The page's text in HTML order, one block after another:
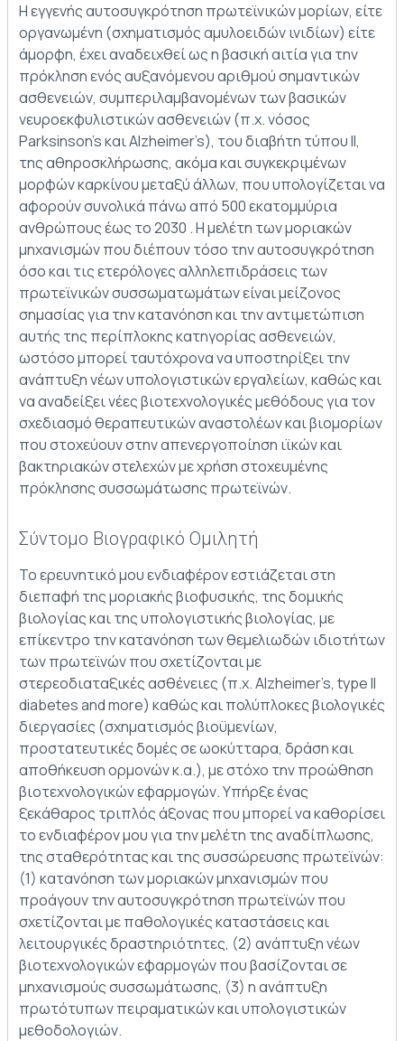
Η εγγενής αυτοσυγκρότηση πρωτεϊνικών μορίων, είτε
οργανωμένη (σχηματισμός αμυλοειδών ινιδίων) είτε
άμορφη, έχει αναδειχθεί ως η βασική αιτία για την
πρόκληση ενός αυξανόμενου αριθμού σημαντικών
ασθενειών, συμπεριλαμβανομένων των βασικών
νευροεκφυλιστικών ασθενειών (π.χ. νόσος
Parksinson’s και Alzheimer’s), του διαβήτη τύπου ΙΙ,
της αθηροσκλήρωσης, ακόμα και συγκεκριμένων
μορφών καρκίνου μεταξύ άλλων, που υπολογίζεται να
αφορούν συνολικά πάνω από 500 εκατομμύρια
ανθρώπους έως το 2030 . Η μελέτη των μοριακών
μηχανισμών που διέπουν τόσο την αυτοσυγκρότηση
όσο και τις ετερόλογες αλληλεπιδράσεις των
πρωτεϊνικών συσσωματωμάτων είναι μείζονος
σημασίας για την κατανόηση και την αντιμετώπιση
αυτής της περίπλοκης κατηγορίας ασθενειών,
ωστόσο μπορεί ταυτόχρονα να υποστηρίξει την
ανάπτυξη νέων υπολογιστικών εργαλείων, καθώς και
να αναδείξει νέες βιοτεχνολογικές μεθόδους για τον
σχεδιασμό θεραπευτικών αναστολέων και βιομορίων
που στοχεύουν στην απενεργοποίηση ιϊκών και
βακτηριακών στελεχών με χρήση στοχευμένης
πρόκλησης συσσωμάτωσης πρωτεϊνών.
Σύντομο Βιογραφικό Ομιλητή
Το ερευνητικό μου ενδιαφέρον εστιάζεται στη
διεπαφή της μοριακής βιοφυσικής, της δομικής
βιολογίας και της υπολογιστικής βιολογίας, με
επίκεντρο την κατανόηση των θεμελιωδών ιδιοτήτων
των πρωτεϊνών που σχετίζονται με
στερεοδιαταξικές ασθένειες (π.χ. Alzheimer’s, type II
diabetes and more) καθώς και πολύπλοκες βιολογικές
διεργασίες (σχηματισμός βιοϋμενίων,
προστατευτικές δομές σε ωοκύτταρα, δράση και
αποθήκευση ορμονών κ.α.), με στόχο την προώθηση
βιοτεχνολογικών εφαρμογών. Υπήρξε ένας
ξεκάθαρος τριπλός άξονας που μπορεί να καθορίσει
το ενδιαφέρον μου για την μελέτη της αναδίπλωσης,
της σταθερότητας και της συσσώρευσης πρωτεϊνών:
(1) κατανόηση των μοριακών μηχανισμών που
προάγουν την αυτοσυγκρότηση πρωτεϊνών που
σχετίζονται με παθολογικές καταστάσεις και
λειτουργικές δραστηριότητες, (2) ανάπτυξη νέων
βιοτεχνολογικών εφαρμογών που βασίζονται σε
μηχανισμούς συσσωμάτωσης, (3) η ανάπτυξη
πρωτότυπων πειραματικών και υπολογιστικών
μεθοδολογιών.